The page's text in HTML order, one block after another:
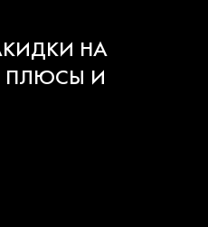
Mazda
НА
ПЛЮСЫ И